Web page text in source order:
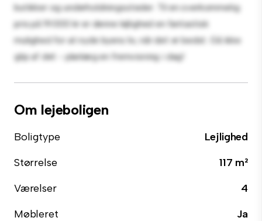
butikker og underholdningssteder. Til en overkommelig
pris på 19.000 kr er denne lejlighed en fantastisk
mulighed for at nyde byens liv, når det er bedst. Gå ikke
glip af det - planlæg en fremvisning i dag!
Om lejeboligen
Boligtype
Lejlighed
Størrelse
117 m²
Værelser
4
Møbleret
Ja